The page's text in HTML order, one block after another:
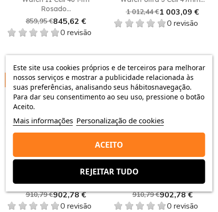
Rosado...
859,95 €845,62 €
0 revisão
1 012,44 €1 003,09 €
0 revisão
Watch Ultra 3 Cell 49mm...
910,79 €902,78 €
0 revisão
-8,01 €
favorite_border
Watch Ultra 3 Cell 49mm...
910,79 €902,78 €
0 revisão
-8,01 €
favorite_border
Este site usa cookies próprios e de terceiros para melhorar
nossos serviços e mostrar a publicidade relacionada às
suas preferências, analisando seus hábitosnavegação.
Para dar seu consentimento ao seu uso, pressione o botão
Aceito.
Mais informações Personalização de cookies
REJEITAR TUDO
ACEITO